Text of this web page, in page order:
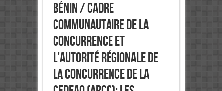
Bénin / Cadre
communautaire de la
concurrence et
l’Autorité Régionale de
la Concurrence de la